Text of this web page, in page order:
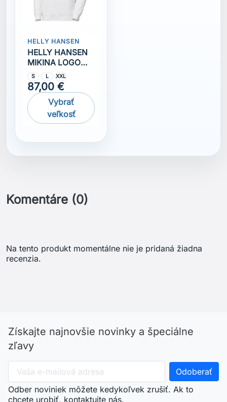
HELLY HANSEN
HELLY HANSEN
MIKINA LOGO
2.0
S L XXL
87,00 €
Vybrať
veľkosť
Komentáre (0)
Na tento produkt momentálne nie je pridaná žiadna
recenzia.
Získajte najnovšie novinky a špeciálne
zľavy
Odber noviniek môžete kedykoľvek zrušiť. Ak to
chcete urobiť, kontaktujte nás.